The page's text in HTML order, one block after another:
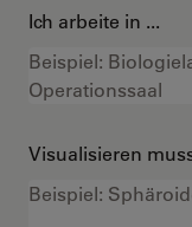
Ich arbeite in ...
Visualisieren